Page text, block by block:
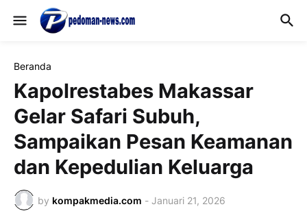
Beranda
Kapolrestabes Makassar
Gelar Safari Subuh,
Sampaikan Pesan Keamanan
dan Kepedulian Keluarga
by kompakmedia.com - Januari 21, 2026